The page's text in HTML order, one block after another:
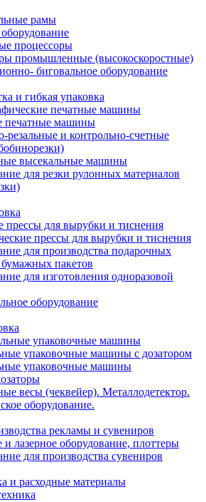
рамы
процессоры
промышленные (высокоскоростные)
биговальное оборудование
и гибкая упаковка
печатные машины
печатные машины
резальные и контрольно-счетные
высекальные машины
для резки рулонных материалов
прессы для вырубки и тиснения
прессы для вырубки и тиснения
для производства подарочных
пакетов
для изготовления одноразовой
оборудование
упаковочные машины
упаковочные машины с дозатором
упаковочные машины
весы (чеквейер). Металлодетектор.
оборудование.
рекламы и сувениров
и лазерное оборудование, плоттеры
для производства сувениров
и расходные материалы